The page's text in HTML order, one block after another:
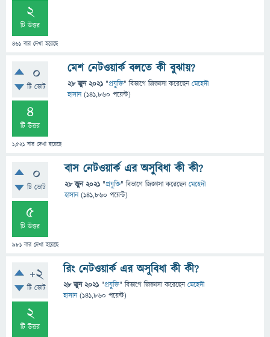
2
টি উত্তর
461 বার দেখা হয়েছে
0
টি ভোট
4
টি উত্তর
1,521 বার দেখা হয়েছে
মেশ নেটওয়ার্ক বলতে কী বুঝায়?
28 জুন 2021 "প্রযুক্তি" বিভাগে জিজ্ঞাসাকরেছেনমেহেদী
হাসান (141,860 পয়েন্ট)
0
টি ভোট
5
টি উত্তর
981 বার দেখা হয়েছে
বাস নেটওয়ার্ক এর অসুবিধা কী কী?
28 জুন 2021 "প্রযুক্তি" বিভাগে জিজ্ঞাসাকরেছেনমেহেদী
হাসান (141,860 পয়েন্ট)
+2
টি ভোট
2
টি উত্তর
রিং নেটওয়ার্ক এর অসুবিধা কী কী?
28 জুন 2021 "প্রযুক্তি" বিভাগে জিজ্ঞাসাকরেছেনমেহেদী
হাসান (141,860 পয়েন্ট)